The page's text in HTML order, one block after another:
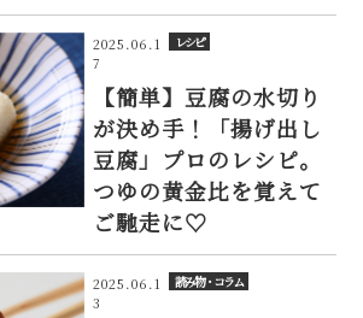
2025.06.1
7
レシピ
【簡単】豆腐の水切り
が決め手！「揚げ出し
豆腐」プロのレシピ。
つゆの黄金比を覚えて
ご馳走に♡
2025.06.1
3
読み物・コラム